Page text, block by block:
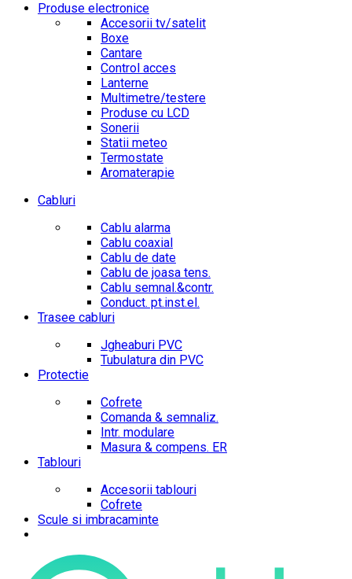
Produse electronice
Accesorii tv/satelit
Boxe
Cantare
Control acces
Lanterne
Multimetre/testere
Produse cu LCD
Sonerii
Statii meteo
Termostate
Aromaterapie
Cabluri
Cablu alarma
Cablu coaxial
Cablu de date
Cablu de joasa tens.
Cablu semnal.&contr.
Conduct. pt.inst.el.
Trasee cabluri
Jgheaburi PVC
Tubulatura din PVC
Protectie
Cofrete
Comanda & semnaliz.
Intr. modulare
Masura & compens. ER
Tablouri
Accesorii tablouri
Cofrete
Scule si imbracaminte